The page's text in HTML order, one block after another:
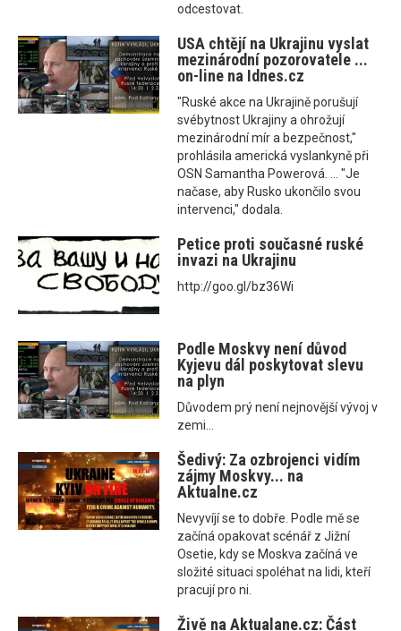
odcestovat.
USA chtějí na Ukrajinu vyslat
mezinárodní pozorovatele ...
on-line na Idnes.cz
"Ruské akce na Ukrajině porušují
svébytnost Ukrajiny a ohrožují
mezinárodní mír a bezpečnost,"
prohlásila americká vyslankyně při
OSN Samantha Powerová. ... "Je
načase, aby Rusko ukončilo svou
intervenci," dodala.
Petice proti současné ruské
invazi na Ukrajinu
http://goo.gl/bz36Wi
Podle Moskvy není důvod
Kyjevu dál poskytovat slevu
na plyn
Důvodem prý není nejnovější vývoj v
zemi...
Šedivý: Za ozbrojenci vidím
zájmy Moskvy... na
Aktualne.cz
Nevyvíjí se to dobře. Podle mě se
začíná opakovat scénář z Jižní
Osetie, kdy se Moskva začíná ve
složité situaci spoléhat na lidi, kteří
pracují pro ni.
Živě na Aktualane.cz: Část